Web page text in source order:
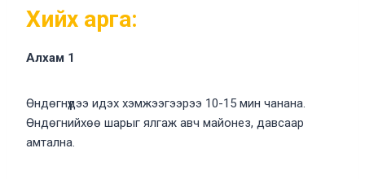
Хийх арга:
Алхам 1
Өндөгнүүдээ идэх хэмжээгээрээ 10-15 мин чанана.
Өндөгнийхөө шарыг ялгаж авч майонез, давсаар
амтална.